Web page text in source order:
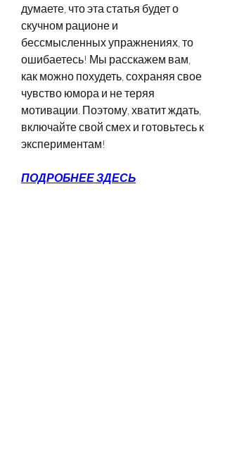
думаете, что эта статья будет о
скучном рационе и
бессмысленных упражнениях, то
ошибаетесь! Мы расскажем вам,
как можно похудеть, сохраняя свое
чувство юмора и не теряя
мотивации. Поэтому, хватит ждать,
включайте свой смех и готовьтесь к
экспериментам!
ПОДРОБНЕЕ ЗДЕСЬ